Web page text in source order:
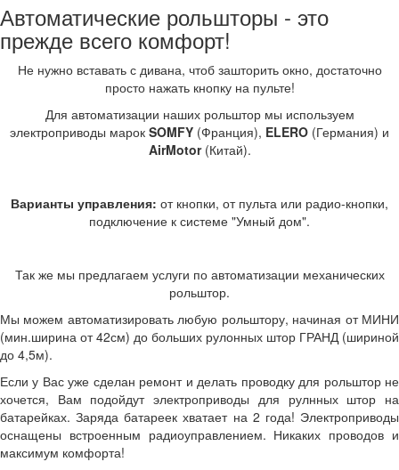
Автоматические рольшторы - это
прежде всего комфорт!
Не нужно вставать с дивана, чтоб зашторить окно, достаточно
просто нажать кнопку на пульте!
Для автоматизации наших рольштор мы используем
электроприводы марок SOMFY (Франция), ELERO (Германия) и
AirMotor (Китай).
Варианты управления: от кнопки, от пульта или радио-кнопки,
подключение к системе "Умный дом".
Так же мы предлагаем услуги по автоматизации механических
рольштор.
Мы можем автоматизировать любую рольштору, начиная от МИНИ
(мин.ширина от 42см) до больших рулонных штор ГРАНД (шириной
до 4,5м).
Если у Вас уже сделан ремонт и делать проводку для рольштор не
хочется, Вам подойдут электроприводы для рулнных штор на
батарейках. Заряда батареек хватает на 2 года! Электроприводы
оснащены встроенным радиоуправлением. Никаких проводов и
максимум комфорта!